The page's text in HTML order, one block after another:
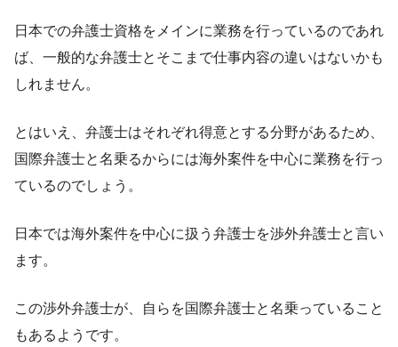
日本での弁護士資格をメインに業務を行っているのであれ
ば、一般的な弁護士とそこまで仕事内容の違いはないかも
しれません。
とはいえ、弁護士はそれぞれ得意とする分野があるため、
国際弁護士と名乗るからには海外案件を中心に業務を行っ
ているのでしょう。
日本では海外案件を中心に扱う弁護士を渉外弁護士と言い
ます。
この渉外弁護士が、自らを国際弁護士と名乗っていること
もあるようです。